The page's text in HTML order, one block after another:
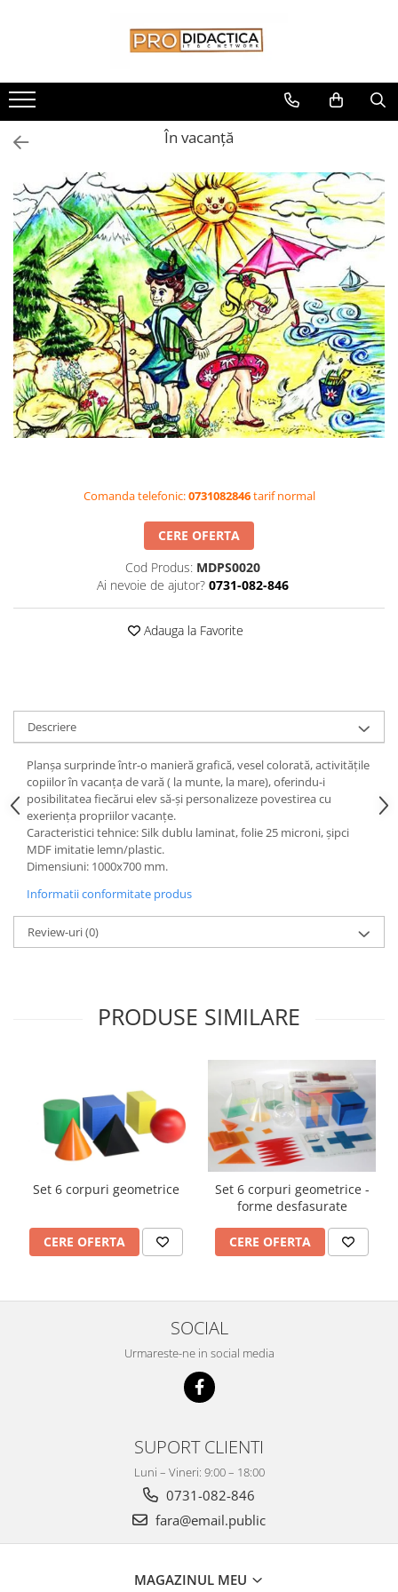
Oferta PNRR/PNRAS
Pachete Echipamente Sali Clasa
Pachete Echipamente Sala Clasa
Table/Display-uri Interactive
Table Interactive
Display-uri Interactive
Suporti/Standuri/Accesorii
Imprimante si Multifunctionale
Imprimante si Scanere 3D
Imprimante 3D
Creioane 3D
Accesorii 3D
Camere Documente
Videoproiectoare si Accesorii
Tehnologie Educationala
Kit Robotic Educational
Table/Display-uri Interactive
Table Interactive
Display-uri Interactive
Accesorii/Standuri
Videoproiectoare si Echipamente IT
Videoproiectoare
Videoproiectoare
Suporti si Accesorii
Ecrane Proiectie
Accesorii Laptopuri
Conectivitate si Accesorii
Monitoare
Tablete si Accesorii
Multifunctionale
Imprimante si Scanere 3D
Videoconferinta si Colaborare
Software Educational
Mobilier Cresa si Gradinita
Scaune Gradinita
În vacanţă
Comanda telefonic:0731082846tarif normal
CERE OFERTA
Cod Produs: MDPS0020
Ai nevoie de ajutor? 0731-082-846
Adauga la Favorite
Descriere
Planșa surprinde într-o manieră grafică, vesel colorată, activitățile
copiilor în vacanța de vară ( la munte, la mare), oferindu-i
posibilitatea fiecărui elev să-și personalizeze povestirea cu
exeriența propriilor vacanțe.
Caracteristici tehnice: Silk dublu laminat, folie 25 microni, şipci
MDF imitatie lemn/plastic.
Dimensiuni: 1000x700 mm.
Informatii conformitate produs
Review-uri(0)
PRODUSE SIMILARE
Set 6 corpuri geometrice
CERE OFERTA
Set 6 corpuri geometrice -
forme desfasurate
CERE OFERTA
SOCIAL
Urmareste-ne in social media
SUPORT CLIENTI
Luni – Vineri: 9:00 – 18:00
0731-082-846
fara@email.public
MAGAZINUL MEU